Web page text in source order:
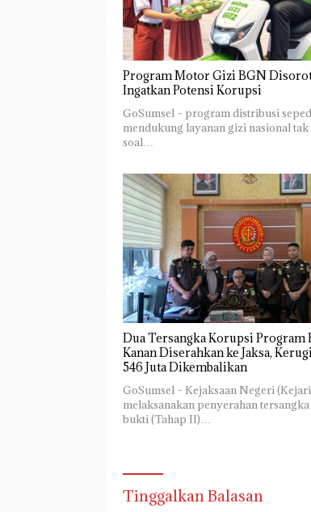
Program Motor Gizi BGN
Ingatkan Potensi Korupsi
GoSumsel – program distribusi
mendukung layanan gizi nasional
soal…
Dua Tersangka Korupsi Program
Kanan Diserahkan ke Jaksa,
546 Juta Dikembalikan
GoSumsel – Kejaksaan Negeri
melaksanakan penyerahan
bukti (Tahap II)…
Tinggalkan Balasan